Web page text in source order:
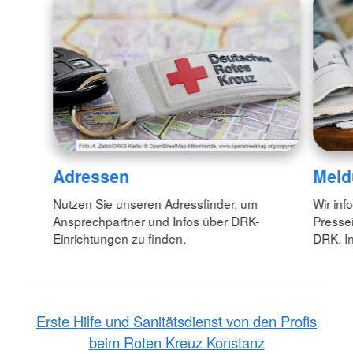
Adressen
Nutzen Sie unseren Adressfinder, um
Ansprechpartner und Infos über DRK-
Einrichtungen zu finden.
Wir
DRK.
Erste Hilfe und Sanitätsdienst von den Profis
beim Roten Kreuz Konstanz